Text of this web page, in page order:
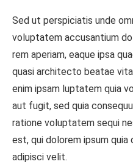
Sed ut perspiciatis unde
voluptatem accusantium
rem aperiam, eaque ipsa
quasi architecto beatae
enim ipsam luptatem quia
aut fugit, sed quia
ratione voluptatem sequi
est, qui dolorem ipsum
adipisci velit.